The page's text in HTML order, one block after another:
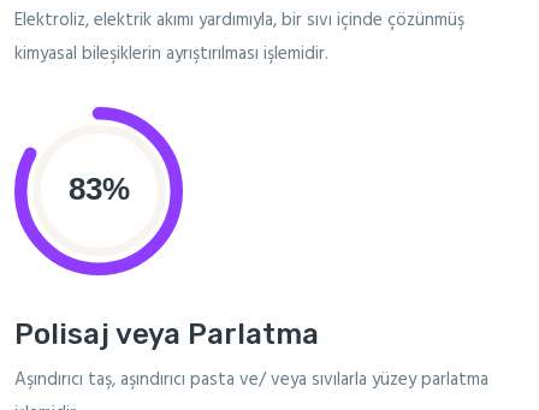
Elektroliz, elektrik akımı yardımıyla, bir sıvı içinde çözünmüş
kimyasal bileşiklerin ayrıştırılması işlemidir.
Polisaj veya Parlatma
Aşındırıcı taş, aşındırıcı pasta ve/ veya sıvılarla yüzey parlatma